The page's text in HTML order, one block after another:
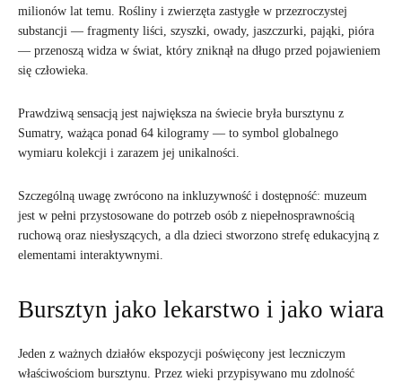
milionów lat temu. Rośliny i zwierzęta zastygłe w przezroczystej
substancji — fragmenty liści, szyszki, owady, jaszczurki, pająki, pióra
— przenoszą widza w świat, który zniknął na długo przed pojawieniem
się człowieka.
Prawdziwą sensacją jest największa na świecie bryła bursztynu z
Sumatry, ważąca ponad 64 kilogramy — to symbol globalnego
wymiaru kolekcji i zarazem jej unikalności.
Szczególną uwagę zwrócono na inkluzywność i dostępność: muzeum
jest w pełni przystosowane do potrzeb osób z niepełnosprawnością
ruchową oraz niesłyszących, a dla dzieci stworzono strefę edukacyjną z
elementami interaktywnymi.
Bursztyn jako lekarstwo i jako wiara
Jeden z ważnych działów ekspozycji poświęcony jest leczniczym
właściwościom bursztynu. Przez wieki przypisywano mu zdolność